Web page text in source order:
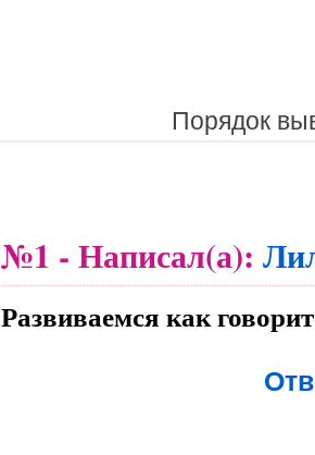
Порядок
№1 - Написал(а):
Развиваемся как